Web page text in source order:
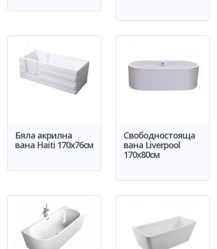
Бяла акрилна
вана Haiti 170x76см
Свободностояща
вана Liverpool
170x80см